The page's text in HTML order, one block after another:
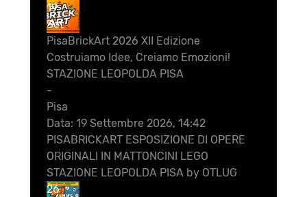
19
Set
PisaBrickArt 2026 XII Edizione
Costruiamo Idee, Creiamo Emozioni!
STAZIONE LEOPOLDA PISA
-
Pisa
Data: 19 Settembre 2026, 14:42
PISABRICKART ESPOSIZIONE DI OPERE
ORIGINALI IN MATTONCINI LEGO
STAZIONE LEOPOLDA PISA by OTLUG
26